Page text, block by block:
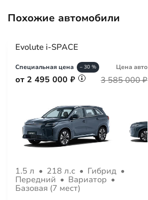
ЭРА-ГЛОНАСС
Обогрев зеркал
Обогрев форсунок стеклоомывателей
Электрорегулировка зеркал
Защита от угона
Центральный замок
Иммобилайзер
Отделка кожей рулевого колеса
Обогрев рулевого колеса
Вентиляция передних сидений
Похожие автомобили
Evolute i-SPACE
Специальная цена – 30 %
от 2 495 000 ₽
Цена авто
3 585 000 ₽
1.5 л • 218 л.с • Гибрид •
Передний • Вариатор •
Базовая (7 мест)